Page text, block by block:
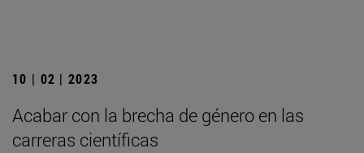
10 | 02 | 2023
Acabar con la brecha de género en las
carreras científicas